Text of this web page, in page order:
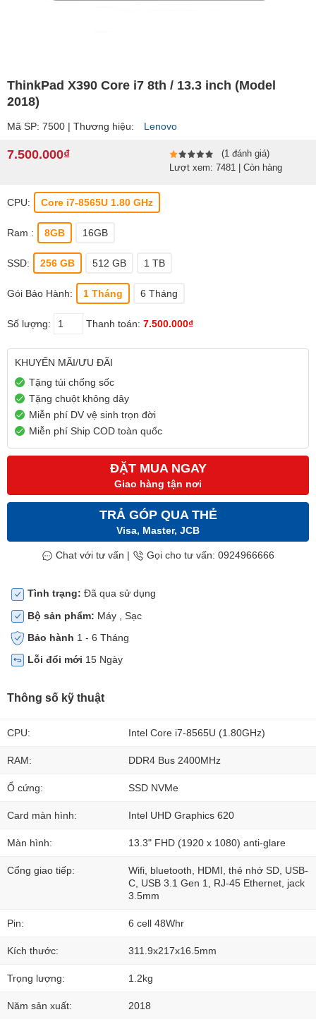
ThinkPad X390 Core i7 8th / 13.3 inch (Model
2018)
Mã SP: 7500 | Thương hiệu: Lenovo
7.500.000₫
(1 đánh giá)
Lượt xem: 7481 | Còn hàng
CPU: Core i7-8565U 1.80 GHz
Ram : 8GB 16GB
SSD: 256 GB 512 GB 1 TB
Gói Bảo Hành: 1 Tháng 6 Tháng
Số lượng: Thanh toán: 7.500.000₫
KHUYẾN MÃI/ƯU ĐÃI
Tặng túi chống sốc
Tặng chuột không dây
Miễn phí DV vệ sinh trọn đời
Miễn phí Ship COD toàn quốc
ĐẶT MUA NGAY
Giao hàng tận nơi
TRẢ GÓP QUA THẺ
Visa, Master, JCB
Chat với tư vấn | Gọi cho tư vấn: 0924966666
Tình trạng: Đã qua sử dụng
Bộ sản phẩm: Máy , Sạc
Bảo hành 1 - 6 Tháng
Lỗi đổi mới 15 Ngày
Thông số kỹ thuật
CPU: Intel Core i7-8565U (1.80GHz)
RAM: DDR4 Bus 2400MHz
Ổ cứng: SSD NVMe
Card màn hình: Intel UHD Graphics 620
Màn hình: 13.3" FHD (1920 x 1080) anti-glare
Cổng giao tiếp:
Wifi, bluetooth, HDMI, thẻ nhớ SD, USB-
C, USB 3.1 Gen 1, RJ-45 Ethernet, jack
3.5mm
Pin: 6 cell 48Whr
Kích thước: 311.9x217x16.5mm
Trọng lượng: 1.2kg
Năm sản xuất: 2018